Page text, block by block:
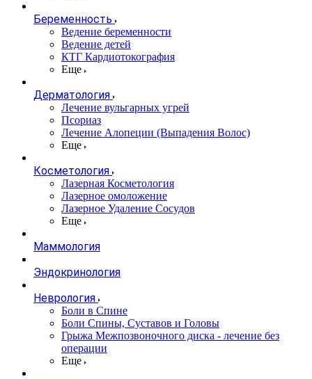
Беременность
Ведение беременности
Ведение детей
КТГ Кардиотокография
Еще
Дерматология
Лечение вульгарных угрей
Псориаз
Лечение Алопеции (Выпадения Волос)
Еще
Косметология
Лазерная Косметология
Лазерное омоложение
Лазерное Удаление Сосудов
Еще
Маммология
Эндокринология
Неврология
Боли в Cпине
Боли Спины, Суставов и Головы
Грыжа Межпозвоночного диска - лечение без
операции
Еще